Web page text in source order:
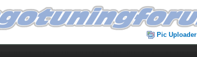
Pic Uploader